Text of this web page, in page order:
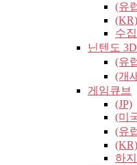
(유
(KR)
수
닌텐도
(유
(개
게임큐브
(JP)
(미
(유
(KR)
하